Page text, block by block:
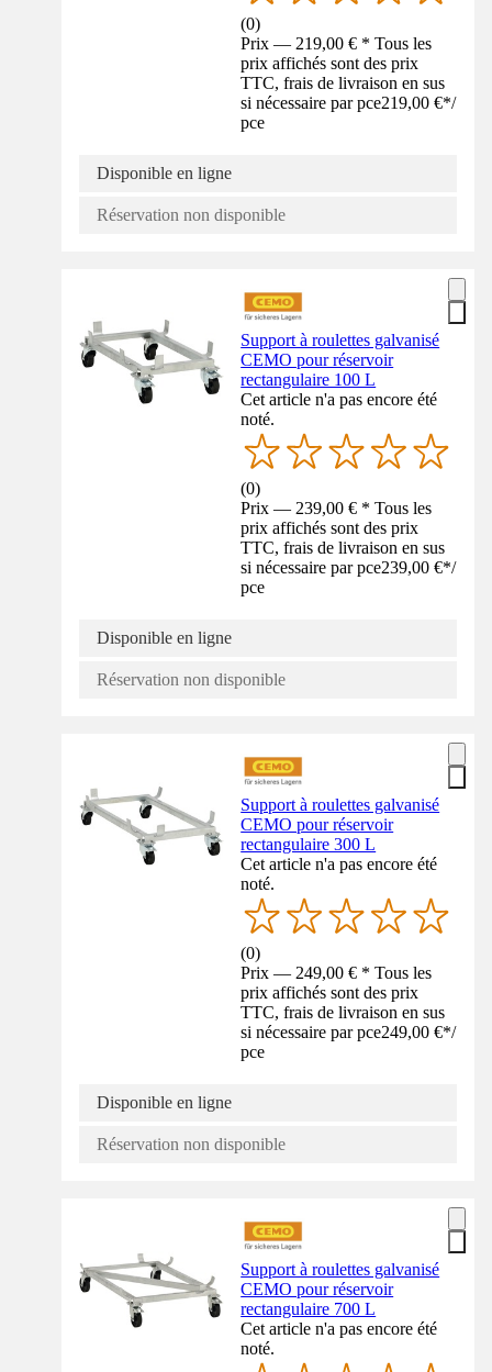
(0)
Prix — 219,00 € * Tous les
prix affichés sont des prix
TTC, frais de livraison en sus
si nécessaire par pce219,00 €*/
pce
Disponible en ligne
Réservation non disponible
Support à roulettes galvanisé
CEMO pour réservoir
rectangulaire 100 L
Cet article n'a pas encore été
noté.
(0)
Prix — 239,00 € * Tous les
prix affichés sont des prix
TTC, frais de livraison en sus
si nécessaire par pce239,00 €*/
pce
Disponible en ligne
Réservation non disponible
Support à roulettes galvanisé
CEMO pour réservoir
rectangulaire 300 L
Cet article n'a pas encore été
noté.
(0)
Prix — 249,00 € * Tous les
prix affichés sont des prix
TTC, frais de livraison en sus
si nécessaire par pce249,00 €*/
pce
Disponible en ligne
Réservation non disponible
Support à roulettes galvanisé
CEMO pour réservoir
rectangulaire 700 L
Cet article n'a pas encore été
noté.